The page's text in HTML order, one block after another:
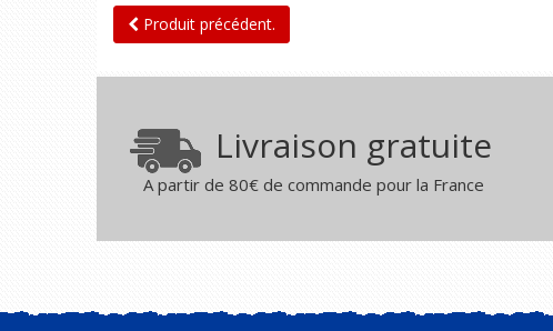
Produit précédent.
Livraison gratuite
A partir de 80€ de commande pour la France